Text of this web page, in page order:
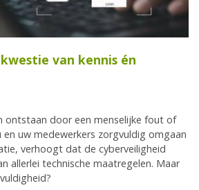
van kennis én
ontstaan door een menselijke fout of
en uw medewerkers zorgvuldig omgaan
verhoogt dat de cyberveiligheid
allerlei technische maatregelen. Maar